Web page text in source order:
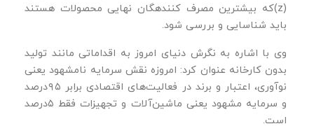
(z)که بیشترین مصرف کنندهگان نهایی محصولات هستند
باید شناسایی و بررسی شود.
وی با اشاره به نگرش دنیای امروز به اقداماتی مانند تولید
بدون کارخانه عنوان کرد: امروزه نقش سرمایه نامشهود یعنی
نوآوری، اعتبار و برند در فعالیت‌های اقتصادی برابر ۹۵درصد
و سرمایه مشهود یعنی ماشین‌آلات و تجهیزات فقط ۵‌درصد
است.